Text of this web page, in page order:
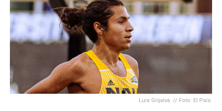
Luis Grijalva. // Foto: El País.